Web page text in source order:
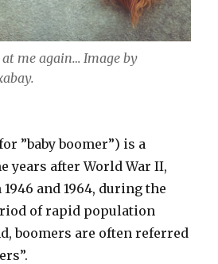
me again… Image by
”baby boomer”) is a
years after World War II,
and 1964, during the
of rapid population
boomers are often referred